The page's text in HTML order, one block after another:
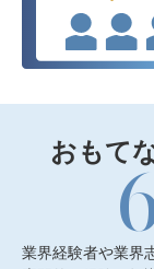
おもて
業界経験者や業界